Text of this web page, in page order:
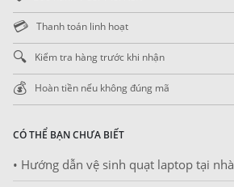
💳 Thanh toán linh hoạt
🔍 Kiểm tra hàng trước khi nhận
💰 Hoàn tiền nếu không đúng mã
CÓ THỂ BẠN CHƯA BIẾT
• Hướng dẫn vệ sinh quạt laptop tại nhà